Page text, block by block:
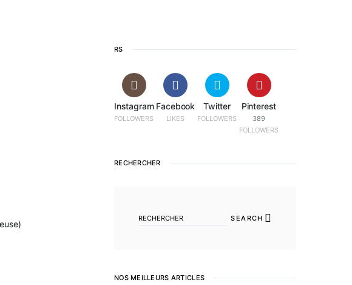
RS
Instagram
FOLLOWERS
Facebook
LIKES
Twitter
FOLLOWERS
Pinterest
389
FOLLOWERS
RECHERCHER
SEARCH
NOS MEILLEURS ARTICLES